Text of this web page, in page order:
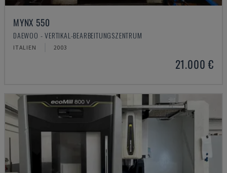
MYNX 550
DAEWOO - VERTIKAL-BEARBEITUNGSZENTRUM
ITALIEN 2003
21.000 €